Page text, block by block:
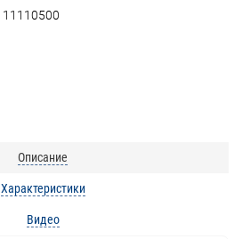
11110500
Описание
Характеристики
Видео